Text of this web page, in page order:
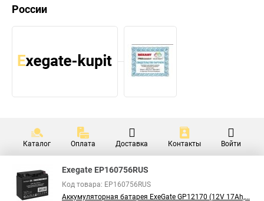
России
Каталог Оплата Доставка Контакты Войти
Exegate EP160756RUS
Код товара: EP160756RUS
Аккумуляторная батарея ExeGate GP12170 (12V 17Ah,...